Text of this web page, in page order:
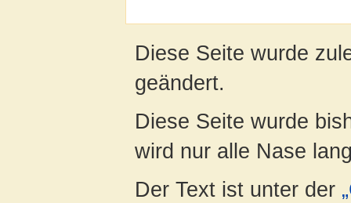
Diese Seite wurde
geändert.
Diese Seite wurde
wird nur alle Nase
Der Text ist unter der